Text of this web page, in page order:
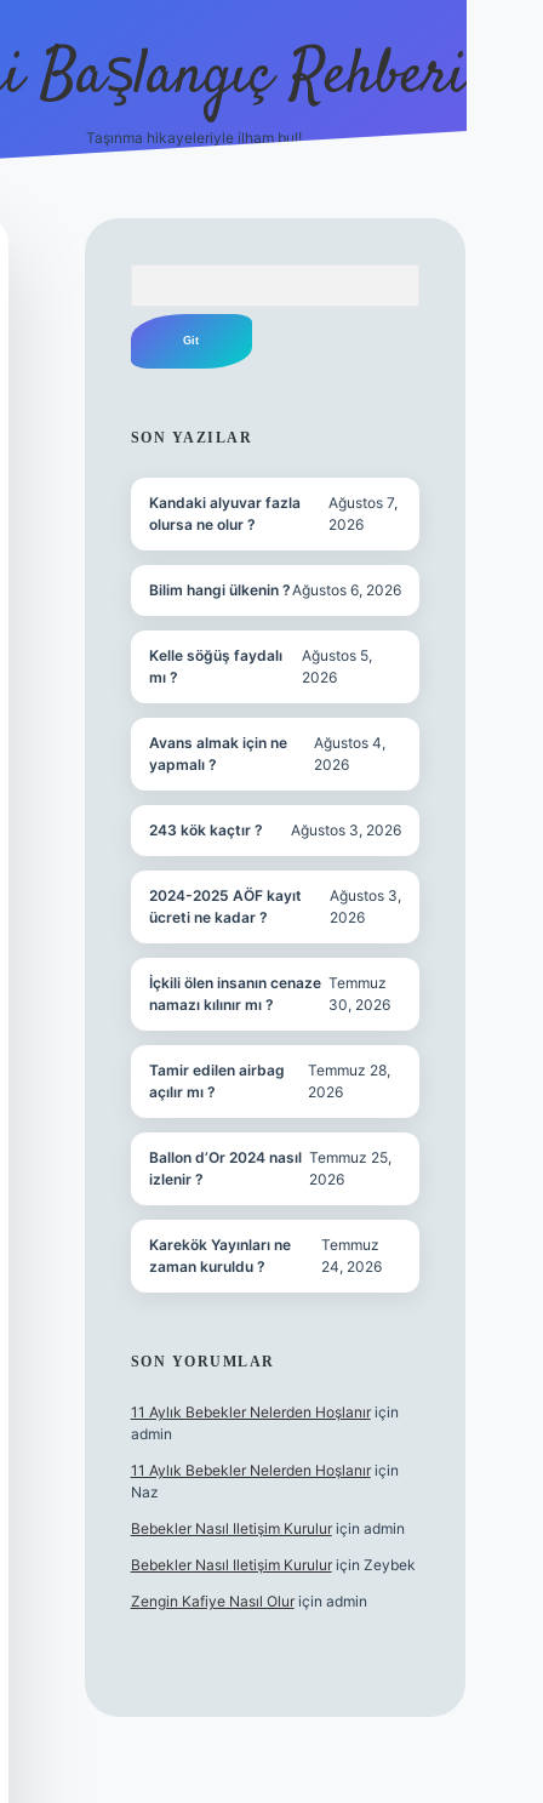
Başlangıç Rehberi
Taşınma hikayeleriyle ilham bul!
SON YAZILAR
Kandaki alyuvar fazla
olursa ne olur ?
Ağustos 7,
2026
Bilim hangi ülkenin ?Ağustos 6, 2026
Kelle söğüş faydalı
mı ?
Ağustos 5,
2026
Avans almak için ne
yapmalı ?
Ağustos 4,
2026
243 kök kaçtır ? Ağustos 3, 2026
2024-2025 AÖF kayıt
ücreti ne kadar ?
Ağustos 3,
2026
İçkili ölen insanın cenaze
namazı kılınır mı ?
Temmuz
30, 2026
Tamir edilen airbag
açılır mı ?
Temmuz 28,
2026
Ballon d’Or 2024 nasıl
izlenir ?
Temmuz 25,
2026
Karekök Yayınları ne
zaman kuruldu ?
Temmuz
24, 2026
SON YORUMLAR
11 Aylık Bebekler Nelerden Hoşlanıriçin
admin
11 Aylık Bebekler Nelerden Hoşlanıriçin
Naz
Bebekler Nasıl Iletişim Kuruluriçin admin
Bebekler Nasıl Iletişim Kuruluriçin Zeybek
Zengin Kafiye Nasıl Oluriçin admin